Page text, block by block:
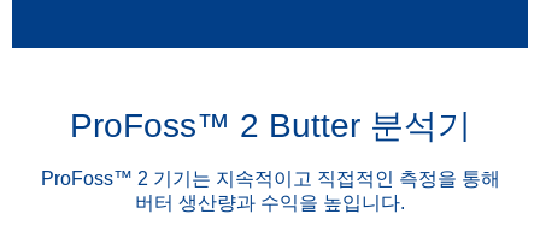
ProFoss™ 2 Butter 분석기
ProFoss™ 2 기기는 지속적이고 직접적인 측정을 통해
버터 생산량과 수익을 높입니다.